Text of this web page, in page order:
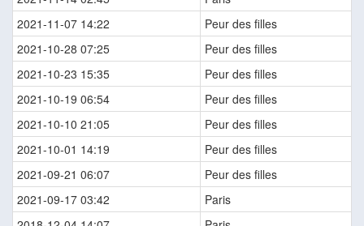
2021-11-07 14:22
Peur des filles
2021-10-28 07:25
Peur des filles
2021-10-23 15:35
Peur des filles
2021-10-19 06:54
Peur des filles
2021-10-10 21:05
Peur des filles
2021-10-01 14:19
Peur des filles
2021-09-21 06:07
Peur des filles
2021-09-17 03:42
Paris